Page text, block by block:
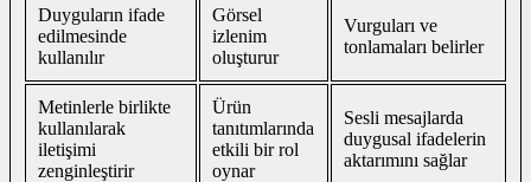
Duyguların ifade
edilmesinde
kullanılır
Görsel
izlenim
oluşturur
Vurguları ve
tonlamaları belirler
Metinlerle birlikte
kullanılarak
iletişimi
zenginleştirir
Ürün
tanıtımlarında
etkili bir rol
oynar
Sesli mesajlarda
duygusal ifadelerin
aktarımını sağlar